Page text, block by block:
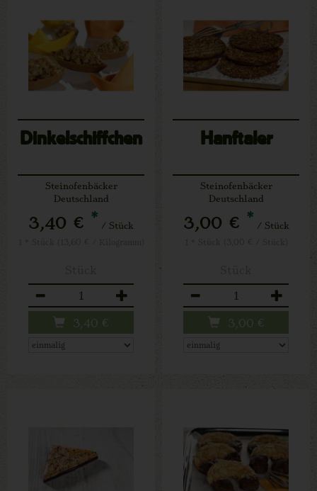
Dinkelschiffchen
Steinofenbäcker
Deutschland
3,40 € * / Stück
3,40 €
Hanftaler
Steinofenbäcker
Deutschland
3,00 € * / Stück
3,00 €